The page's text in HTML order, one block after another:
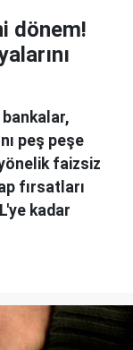
dönem!
peş peşe
faizsiz
fırsatları
kadar